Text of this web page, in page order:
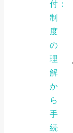
付：
制
度
の
理
解
か
ら
手
続